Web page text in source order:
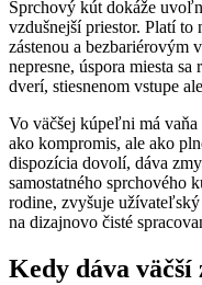
Sprchový kút dokáže
vzdušnejší priestor. Platí to
zástenou a bezbariérovým
nepresne, úspora miesta
dverí, stiesnenom vstupe
Vo väčšej kúpeľni má
ako kompromis, ale ako
dispozícia dovolí, dáva
samostatného sprchového
rodine, zvyšuje
na dizajnovo čisté
Kedy dáva väčší